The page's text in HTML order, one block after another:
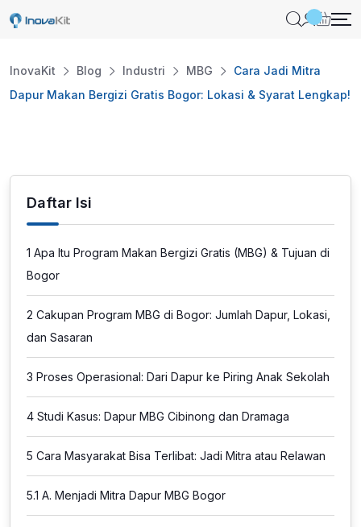
Skip
InovaKit Blog Industri MBG
Cara Jadi Mitra
Dapur Makan Bergizi Gratis Bogor: Lokasi & Syarat Lengkap!
Daftar Isi
1 Apa Itu Program Makan Bergizi Gratis (MBG) & Tujuan di
Bogor
2 Cakupan Program MBG di Bogor: Jumlah Dapur, Lokasi,
dan Sasaran
3 Proses Operasional: Dari Dapur ke Piring Anak Sekolah
4 Studi Kasus: Dapur MBG Cibinong dan Dramaga
5 Cara Masyarakat Bisa Terlibat: Jadi Mitra atau Relawan
5.1 A. Menjadi Mitra Dapur MBG Bogor